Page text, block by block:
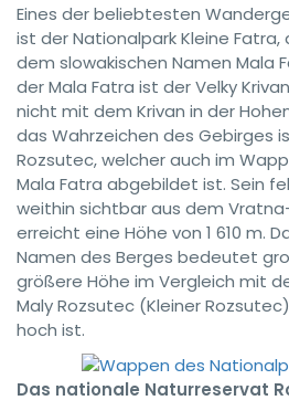
Eines der beliebtesten
ist der Nationalpark Kleine
dem slowakischen Namen Mala
der Mala Fatra ist der Velky
nicht mit dem Krivan in der
das Wahrzeichen des Gebirges
Rozsutec, welcher auch im
Mala Fatra abgebildet ist. Sein
weithin sichtbar aus dem
erreicht eine Höhe von 1 610 m.
Namen des Berges bedeutet
größere Höhe im Vergleich mit
Maly Rozsutec (Kleiner
hoch ist.
Das nationale Naturreservat